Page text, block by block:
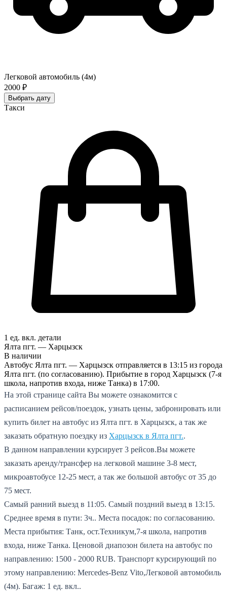
Легковой автомобиль (4м)
2000 ₽
Выбрать дату
Такси
1 ед. вкл. детали
Ялта пгт. — Харцызск
В наличии
Автобус Ялта пгт. — Харцызск отправляется в 13:15 из города
Ялта пгт. (по согласованию). Прибытие в город Харцызск (7-я
школа, напротив входа, ниже Танка) в 17:00.
На этой странице сайта Вы можете ознакомится с
расписанием рейсов/поездок, узнать цены, забронировать или
купить билет на автобус из Ялта пгт. в Харцызск, а так же
заказать обратную поездку из Харцызск в Ялта пгт..
В данном направлении курсирует 3 рейсов.Вы можете
заказать аренду/трансфер на легковой машине 3-8 мест,
микроавтобусе 12-25 мест, а так же большой автобус от 35 до
75 мест.
Самый ранний выезд в 11:05. Самый поздний выезд в 13:15.
Среднее время в пути: 3ч.. Места посадок: по согласованию.
Места прибытия: Танк, ост.Техникум,7-я школа, напротив
входа, ниже Танка. Ценовой диапозон билета на автобус по
направлению: 1500 - 2000 RUB. Транспорт курсирующий по
этому направлению: Mercedes-Benz Vito,Легковой автомобиль
(4м). Багаж: 1 ед. вкл..